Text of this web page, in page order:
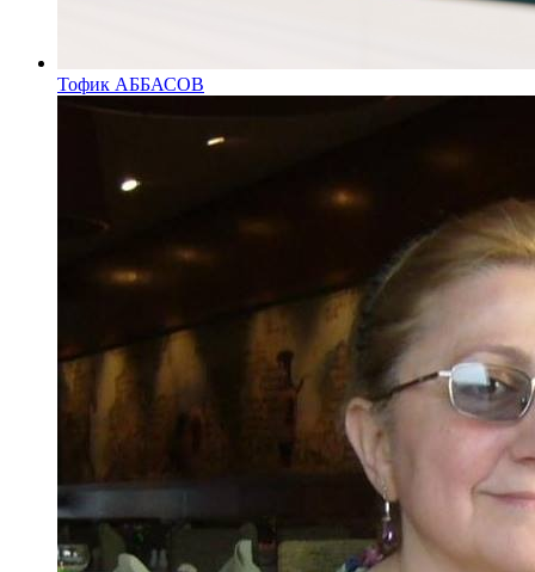
Тофик АББАСОВ